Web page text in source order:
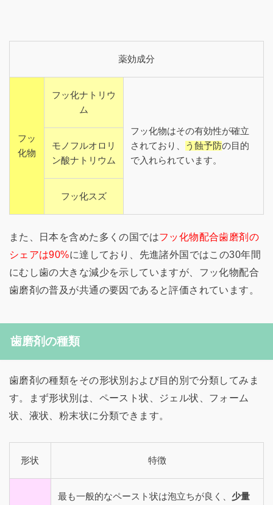
薬効成分
フッ
化物
フッ化ナトリウ
ム
フッ化物はその有効性が確立
されており、 う蝕予防の目的
で入れられています。
モノフルオロリ
ン酸ナトリウム
フッ化スズ
また、日本を含めた多くの国ではフッ化物配合歯磨剤の
シェアは90%に達しており、先進諸外国ではこの30年間
にむし歯の大きな減少を示していますが、フッ化物配合
歯磨剤の普及が共通の要因であると評価されています。
歯磨剤の種類
歯磨剤の種類をその形状別および目的別で分類してみま
す。まず形状別は、ペースト状、ジェル状、フォーム
状、液状、粉末状に分類できます。
形状 特徴
最も一般的なペースト状は泡立ちが良く、 少量